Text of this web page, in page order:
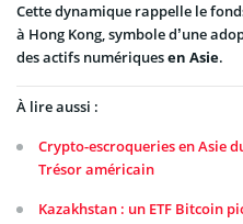
Cette dynamique rappelle le
à Hong Kong, symbole d’une
des actifs numériquesen Asie.
À lire aussi :
Crypto-escroqueries en Asie
Trésor américain
Kazakhstan : un ETF Bitcoin